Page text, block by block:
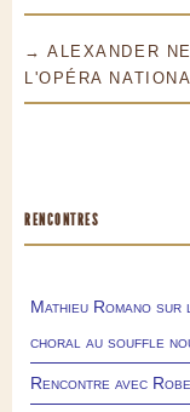
→ ALEXANDER
L'OPÉRA
RENCONTRES
Mathieu Romano sur
choral au souffle
Rencontre avec